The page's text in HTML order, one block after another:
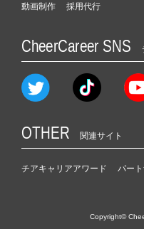
動画制作
採用代行
CheerCareer SNS
OTHER 関連サイト
チアキャリアアワード パー
Copyright©